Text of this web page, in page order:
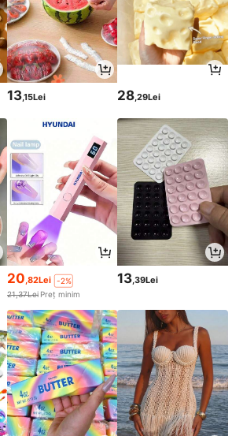
13,15Lei 28,29Lei
20,82Lei
-2%
21,37Lei Preț minim
13,39Lei